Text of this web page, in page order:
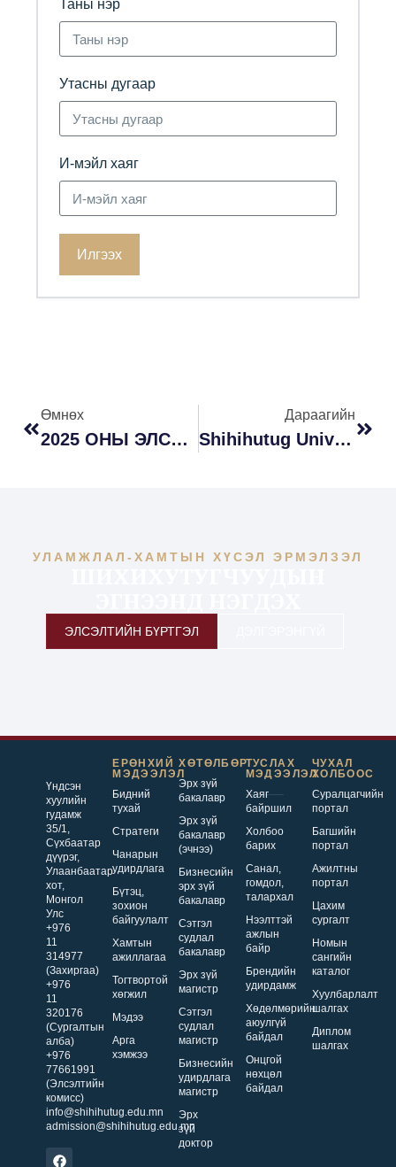
Таны нэр
Утасны дугаар
И-мэйл хаяг
Илгээх
Өмнөх
2025 ОНЫ ЭЛСЭГЧДИЙН БҮРТГЭЛИЙН МЭДЭЭЛЭЛ
Дараагийн
Shihihutug University Signs Cooperation Agreement With Kyushu University, Japan
УЛАМЖЛАЛ-ХАМТЫН ХҮСЭЛ ЭРМЭЛЗЭЛ
ЭЛСЭЛТИЙН БҮРТГЭЛ
Үндсэн
хуулийн
гудамж
35/1,
Сүхбаатар
дүүрэг,
Улаанбаатар
хот,
Монгол
Улс
+976
11
314977
(Захиргаа)
+976
11
320176
(Сургалтын
алба)
+976
77661991
(Элсэлтийн
комисс)
info@shihihutug.edu.mn
admission@shihihutug.edu.mn
ЕРӨНХИЙ
МЭДЭЭЛЭЛ
Бидний
тухай
Стратеги
Чанарын
удирдлага
Бүтэц,
зохион
байгуулалт
Хамтын
ажиллагаа
Тогтвортой
хөгжил
Мэдээ
Арга
хэмжээ
ХӨТӨЛБӨР
Эрх зүй
бакалавр
Эрх зүй
бакалавр
(эчнээ)
Бизнесийн
эрх зүй
бакалавр
Сэтгэл
судлал
бакалавр
Эрх зүй
магистр
Сэтгэл
судлал
магистр
Бизнесийн
удирдлага
магистр
Эрх
зүй
доктор
ТУСЛАХ
МЭДЭЭЛЭЛ
Хаяг
байршил
Холбоо
барих
Санал,
гомдол,
талархал
Нээлттэй
ажлын
байр
Брендийн
удирдамж
Хөдөлмөрийн
аюулгүй
байдал
Онцгой
нөхцөл
байдал
ЧУХАЛ
ХОЛБООС
Суралцагчийн
портал
Багшийн
портал
Ажилтны
портал
Цахим
сургалт
Номын
сангийн
каталог
Хуулбарлалт
шалгах
Диплом
шалгах